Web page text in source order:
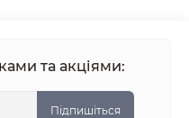
та акціями:
Підпишіться